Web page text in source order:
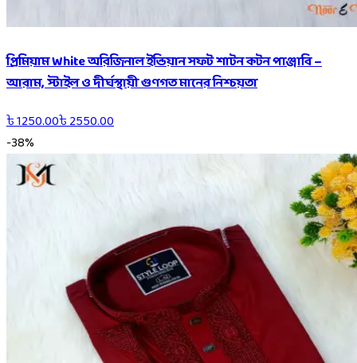
প্রিমিয়াম White অরিজিনাল ইন্ডিয়ান সফট শাটন কটন পাঞ্জাবি –
আরাম, স্টাইল ও দীর্ঘস্থায়ী গুণগত মানের নিশ্চয়তা
৳1250.00৳2550.00
-38%